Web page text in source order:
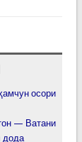
осори
— Ватани
дода